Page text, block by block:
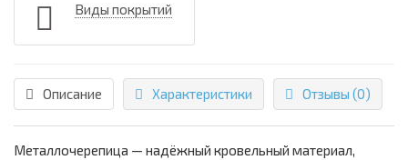
Виды покрытий
Описание Характеристики Отзывы (0)
Металлочерепица — надёжный кровельный материал,